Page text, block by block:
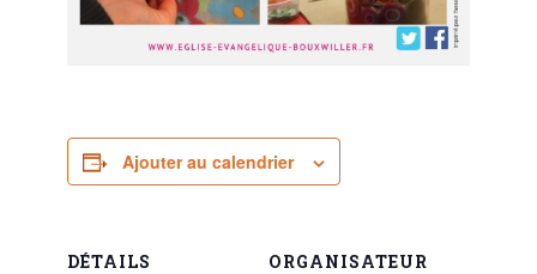
Ajouter au calendrier
DÉTAILS ORGANISATEUR